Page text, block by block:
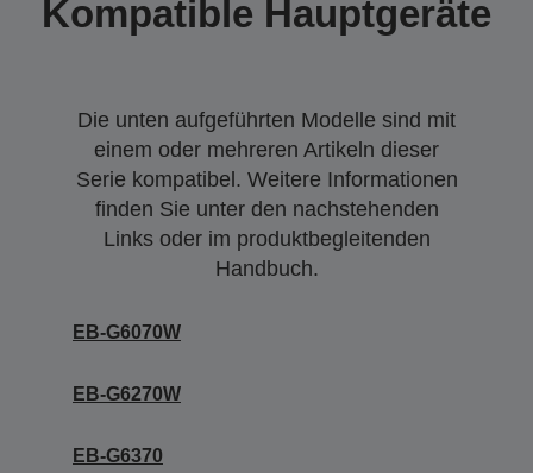
Kompatible Hauptgeräte
Die unten aufgeführten Modelle sind mit
einem oder mehreren Artikeln dieser
Serie kompatibel. Weitere Informationen
finden Sie unter den nachstehenden
Links oder im produktbegleitenden
Handbuch.
EB-G6070W
EB-G6270W
EB-G6370